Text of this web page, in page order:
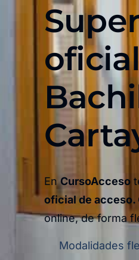
En CursoAcceso
oficial de acceso.
online,de forma
Modalidades